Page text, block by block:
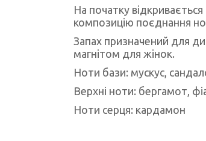
На початку
композицію поєднання
Запах призначений для
магнітом для жінок.
Ноти бази: мускус,
Верхні ноти: бергамот,
Ноти серця: кардамон